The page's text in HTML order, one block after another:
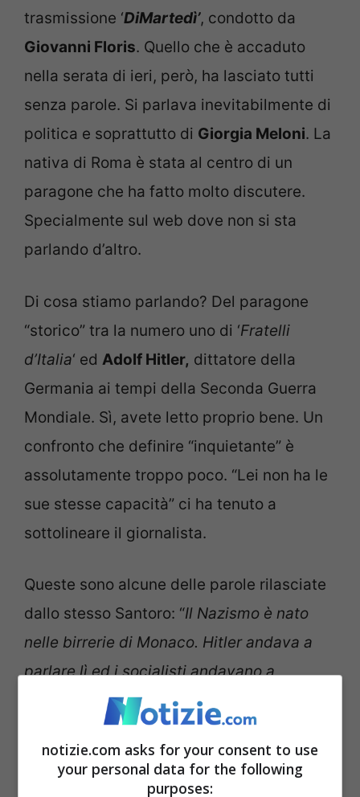
trasmissione ‘DiMartedì’, condotto da
Giovanni Floris. Quello che è accaduto
nella serata di ieri, però, ha lasciato tutti
senza parole. Si parlava inevitabilmente di
politica e soprattutto di Giorgia Meloni. La
nativa di Roma è stata al centro di un
paragone che ha fatto molto discutere.
Specialmente sul web dove non si sta
parlando d’altro.
Di cosa stiamo parlando? Del paragone
“storico” tra la numero uno di ‘Fratelli
d’Italia‘ ed Adolf Hitler, dittatore della
Germania ai tempi della Seconda Guerra
Mondiale. Sì, avete letto proprio bene. Un
confronto che definire “inquietante” è
assolutamente troppo poco. “Lei non ha le
sue stesse capacità” ci ha tenuto a
sottolineare il giornalista.
Queste sono alcune delle parole rilasciate
dallo stesso Santoro: “Il Nazismo è nato
nelle birrerie di Monaco. Hitler andava a
parlare lì ed i socialisti andavano a
contestarlo. Mandavano gli operai per
disturbare Hitler. Che succedeva?
L’oratore socialista interveniva e nessuno
ci capiva niente. Poi parlavano i nazisti.
notizie.com asks for your consent to use
your personal data for the following
purposes: